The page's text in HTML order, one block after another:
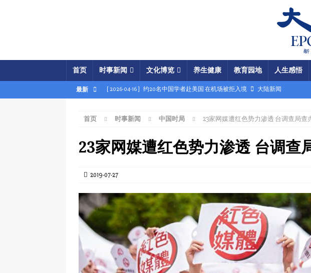
首页 时事新闻 文化博览 养生健康 教育园地 人生感悟
最新 [ 2026-04-16 ] 约20名中国学者赴美国 在机场被拒入境 大陆新闻
[ 2026-04-15 ] 伊朗被曝密购中共间谍卫星 瞄准美军基地 国际新闻
[ 2026-04-15 ] 【时事金扫描】四艘中国油轮闯关记 美军结盟控制马六甲海峡
[ 2026-04-03 ] 专家：美军军事胜利牵动中共军中震荡
[ 2026-04-02 ]
[ 2026-04-02 ] 【时事金扫描】美军炸平“美国大使馆”美载人飞船重返月球
[ 2026-04-17 ] 美破獲大規模禮品卡詐騙 贓款成中共軍費 国际新闻
首页 时事新闻 中国时局 23家网媒遭红色势力渗透 台调查局查
23家网媒遭红色势力渗透 台调查
2019-07-27